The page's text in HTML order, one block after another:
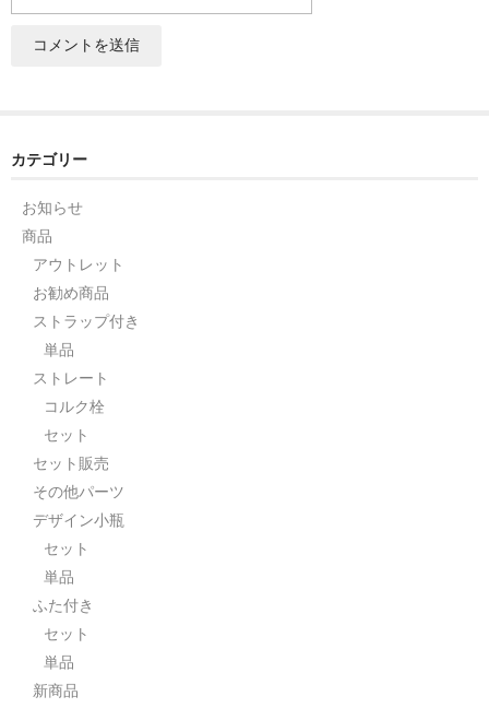
パーツ
アウトレット
カテゴリー
お知らせ
商品
アウトレット
お勧め商品
ストラップ付き
単品
ストレート
コルク栓
セット
セット販売
その他パーツ
デザイン小瓶
セット
単品
ふた付き
セット
単品
新商品